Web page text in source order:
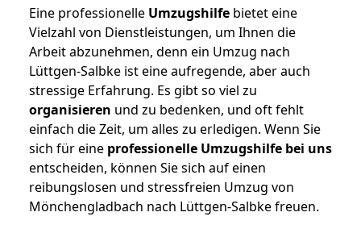
Eine professionelle Umzugshilfe bietet eine
Vielzahl von Dienstleistungen, um Ihnen die
Arbeit abzunehmen, denn ein Umzug nach
Lüttgen-Salbke ist eine aufregende, aber auch
stressige Erfahrung. Es gibt so viel zu
organisieren und zu bedenken, und oft fehlt
einfach die Zeit, um alles zu erledigen. Wenn Sie
sich für eine professionelle Umzugshilfe bei uns
entscheiden, können Sie sich auf einen
reibungslosen und stressfreien Umzug von
Mönchengladbach nach Lüttgen-Salbke freuen.